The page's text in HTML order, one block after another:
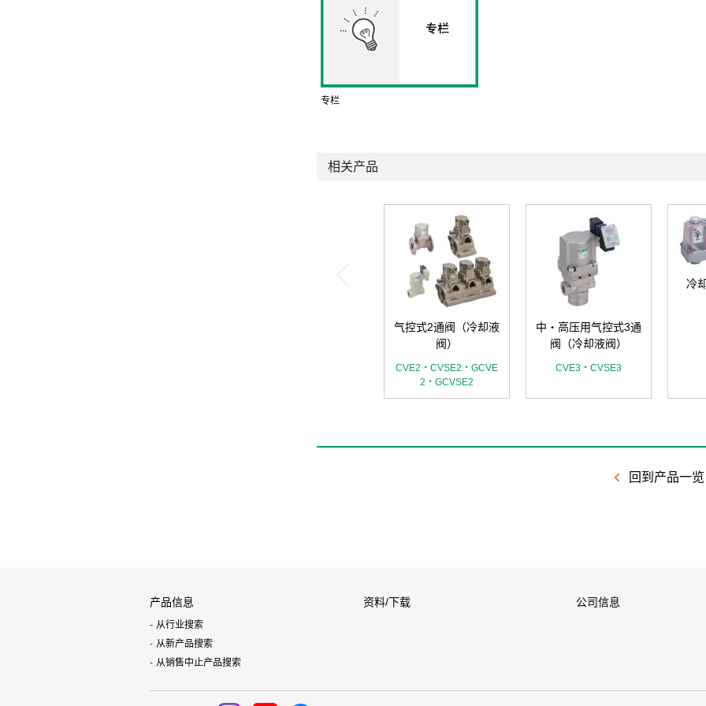
专栏
相关产品
气控式2通阀（冷却液
阀）
CVE2・CVSE2・GCVE
2・GCVSE2
中・高压用气控式3通
阀（冷却液阀）
CVE3・CVSE3
冷
回到产品一览
产品信息
从行业搜索
从新产品搜索
从销售中止产品搜索
资料/下载 公司信息